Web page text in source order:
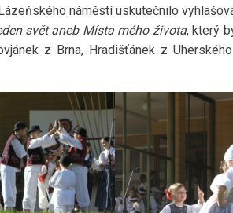
náměstí uskutečnilo
svět aneb Místa mého života, který
z Brna, Hradišťánek z